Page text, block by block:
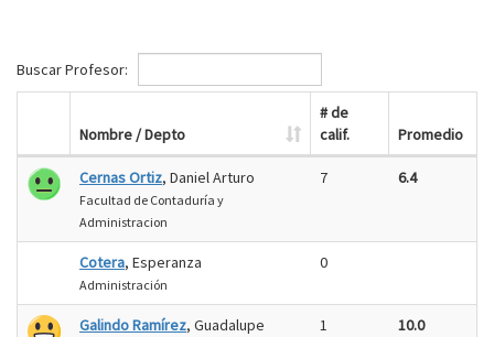
Buscar Profesor:
Nombre / Depto
# de
calif.
Promedio
Cernas Ortiz, Daniel Arturo
Facultad de Contaduría y
Administracion
7 6.4
Cotera, Esperanza
Administración
0
Galindo Ramírez, Guadalupe 1 10.0